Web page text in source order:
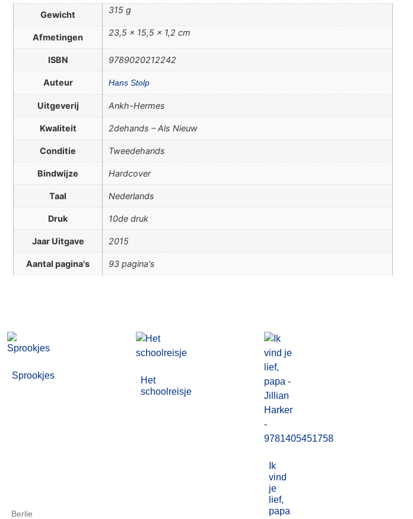
Gewicht 315 g
Afmetingen 23,5 × 15,5 × 1,2 cm
ISBN 9789020212242
Auteur Hans Stolp
Uitgeverij Ankh-Hermes
Kwaliteit 2dehands – Als Nieuw
Conditie Tweedehands
Bindwijze Hardcover
Taal Nederlands
Druk 10de druk
Jaar Uitgave 2015
Aantal pagina's 93 pagina's
Sprookjes
Berlie
Het
schoolreisje
Ik
vind
je
lief,
papa